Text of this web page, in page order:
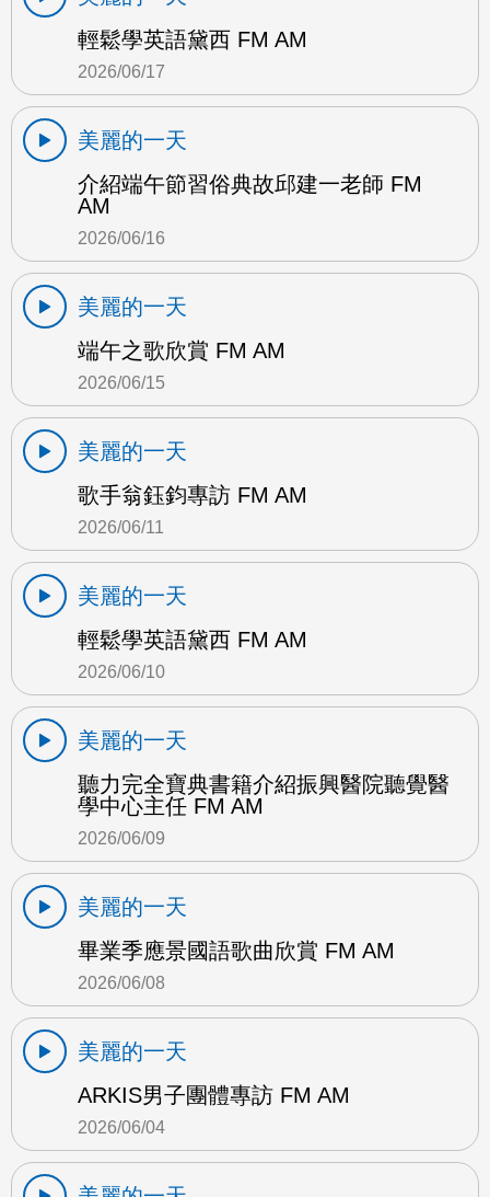
輕鬆學英語黛西 FM AM
2026/06/17
美麗的一天
介紹端午節習俗典故邱建一老師 FM
AM
2026/06/16
美麗的一天
端午之歌欣賞 FM AM
2026/06/15
美麗的一天
歌手翁鈺鈞專訪 FM AM
2026/06/11
美麗的一天
輕鬆學英語黛西 FM AM
2026/06/10
美麗的一天
聽力完全寶典書籍介紹振興醫院聽覺醫
學中心主任 FM AM
2026/06/09
美麗的一天
畢業季應景國語歌曲欣賞 FM AM
2026/06/08
美麗的一天
ARKIS男子團體專訪 FM AM
2026/06/04